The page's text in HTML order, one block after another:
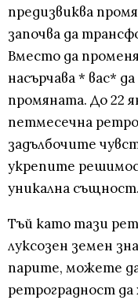
предизвиква
започва да
Вместо да
насърчава * вас*
промяната. До 22
петмесечна
задълбочите
укрепите
уникална същност.
Тъй като тази
луксозен земен
парите, можете
ретроградност да